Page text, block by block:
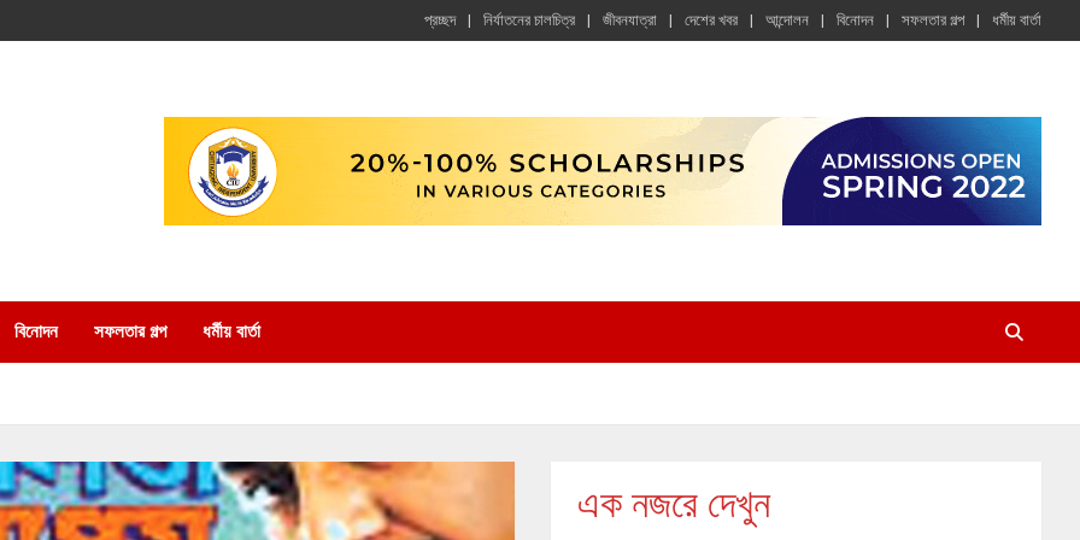
প্রচ্ছদ নির্যাতনের চালচিত্র জীবনযাত্রা দেশের খবর আন্দোলন বিনোদন সফলতার গল্প ধর্মীয় বার্তা
বিনোদন সফলতার গল্প ধর্মীয় বার্তা
এক নজরে দেখুন